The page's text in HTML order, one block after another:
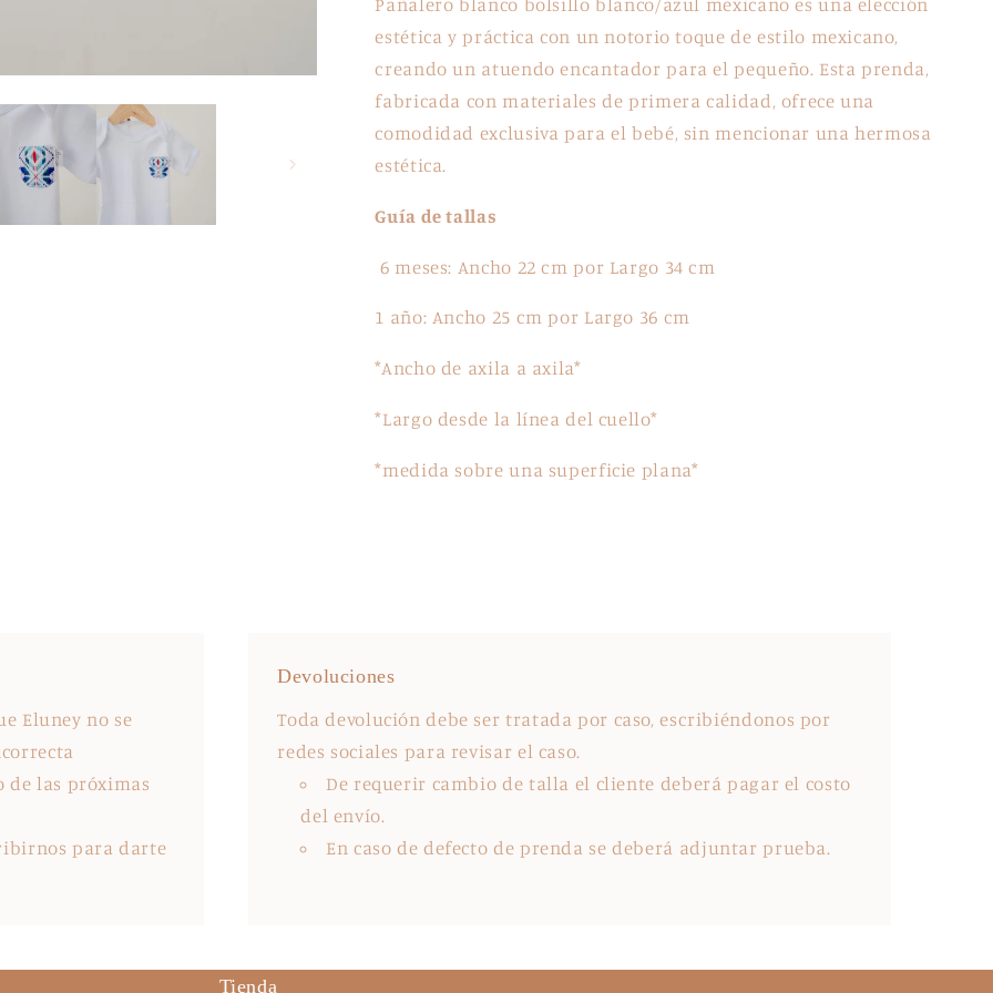
Pañalero blanco bolsillo blanco/azul mexicano es una elección
estética y práctica con un notorio toque de estilo mexicano,
creando un atuendo encantador para el pequeño. Esta prenda,
fabricada con materiales de primera calidad, ofrece una
comodidad exclusiva para el bebé, sin mencionar una hermosa
estética.
Guía de tallas
6 meses: Ancho 22 cm por Largo 34 cm
1 año: Ancho 25 cm por Largo 36 cm
*Ancho de axila a axila*
*Largo desde la línea del cuello*
*medida sobre una superficie plana*
Eluney no se
de las próximas
para darte
Devoluciones
Toda devolución debe ser tratada por caso, escribiéndonos por
redes sociales para revisar el caso.
De requerir cambio de talla el cliente deberá pagar el costo
del envío.
En caso de defecto de prenda se deberá adjuntar prueba.
Tienda